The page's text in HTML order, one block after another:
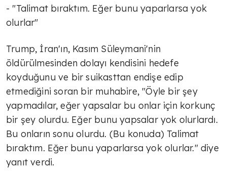
- "Talimat bıraktım. Eğer bunu yaparlarsa yok
olurlar"
Trump, İran'ın, Kasım Süleymani'nin
öldürülmesinden dolayı kendisini hedefe
koyduğunu ve bir suikasttan endişe edip
etmediğini soran bir muhabire, "Öyle bir şey
yapmadılar, eğer yapsalar bu onlar için korkunç
bir şey olurdu. Eğer bunu yapsalar yok olurlardı.
Bu onların sonu olurdu. (Bu konuda) Talimat
bıraktım. Eğer bunu yaparlarsa yok olurlar." diye
yanıt verdi.